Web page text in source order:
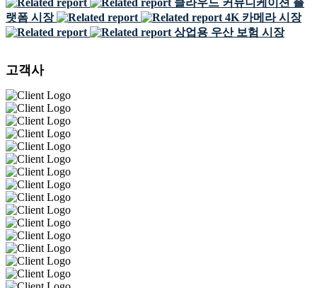
클라우드 커뮤니케이션 플
랫폼 시장
4K 카메라 시장
상업용 우산 보험 시장
고객사